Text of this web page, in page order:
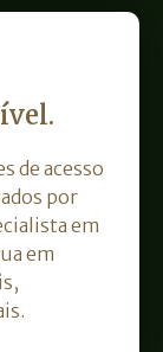
de acesso
por
em
em